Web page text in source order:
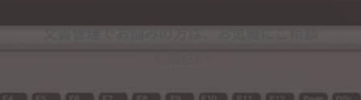
文書管理でお悩みの方は、お気軽にご相談